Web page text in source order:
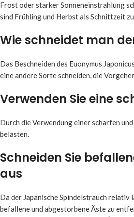
Frost oder starker Sonneneinstrahlung
sind Frühling und Herbst als Schnittzeit
Wie schneidet man
Das Beschneiden des Euonymus
eine andere Sorte schneiden, die
Verwenden Sie eine
Durch die Verwendung einer scharfen
belasten.
Schneiden Sie
aus
Da der Japanische Spindelstrauch relativ
befallene und abgestorbene Äste zu